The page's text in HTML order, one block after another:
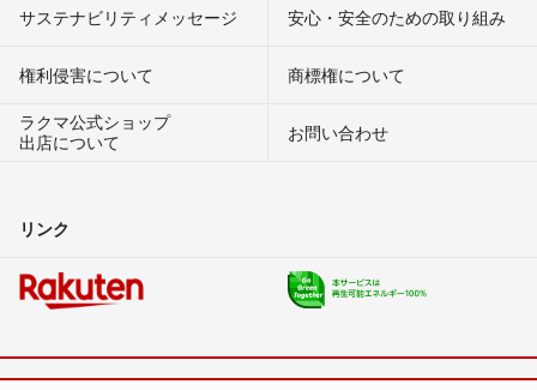
サステナビリティメッセージ 安心・安全のための取り組み
権利侵害について
商標権について
ラクマ公式ショップ
出店について
お問い合わせ
リンク